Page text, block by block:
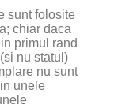
sunt folosite
chiar daca
primul rand
nu statul)
nu sunt
unele